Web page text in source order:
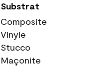
Substrat
Composite
Vinyle
Stucco
Maçonite